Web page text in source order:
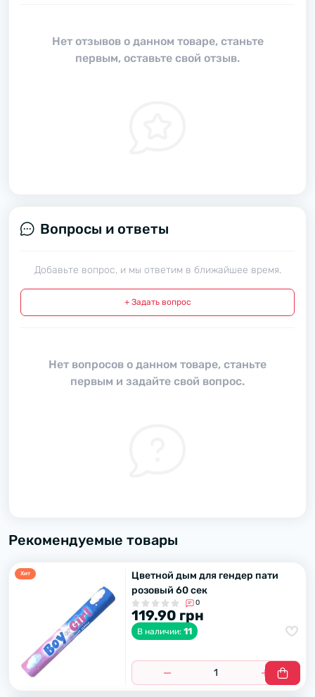
Нет отзывов о данном товаре, станьте
первым, оставьте свой отзыв.
Вопросы и ответы
Добавьте вопрос, и мы ответим в ближайшее время.
+ Задать вопрос
Нет вопросов о данном товаре, станьте
первым и задайте свой вопрос.
Рекомендуемые товары
Хит
Цветной дым для гендер пати
розовый 60 сек
0
119.90 грн
В наличии: 11